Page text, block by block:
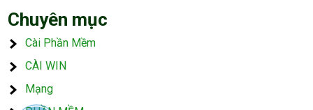
Chuyên mục
Cài Phần Mềm
CÀI WIN
Mạng